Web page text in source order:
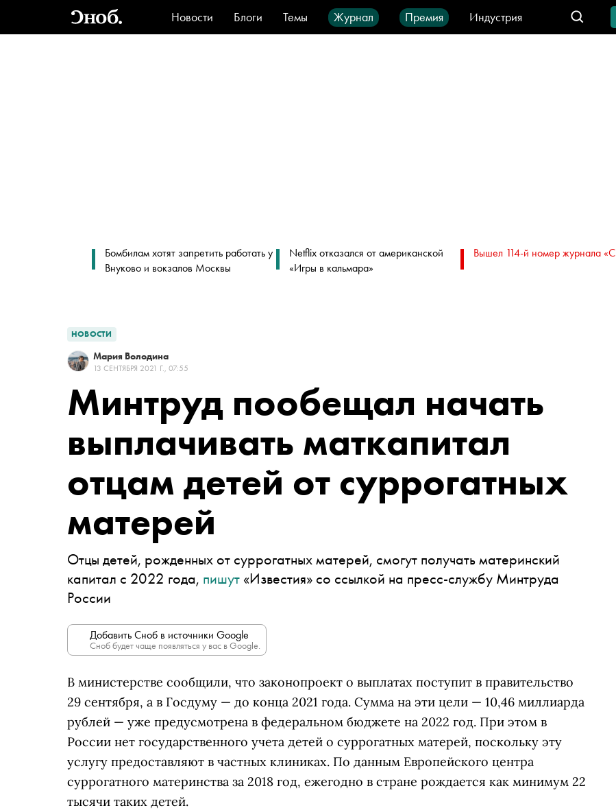
Новости Блоги Темы Журнал Премия
Индустрия
Стиль
Видео Город IT-продукты
Бомбилам хотят запретить работать у
Внуково и вокзалов Москвы
Netflix отказался от американской
«Игры в кальмара»
Вышел 114-й номер журнала
НОВОСТИ
Мария Володина
13 СЕНТЯБРЯ 2021 Г., 07:55
Минтруд пообещал начать
выплачивать маткапитал
отцам детей от суррогатных
матерей
Отцы детей, рожденных от суррогатных матерей, смогут получать материнский
капитал с 2022 года, пишут «Известия» со ссылкой на пресс-службу Минтруда
России
Добавить Сноб в источники Google
Сноб будет чаще появляться у вас в Google.
В министерстве сообщили, что законопроект о выплатах поступит в правительство
29 сентября, а в Госдуму — до конца 2021 года. Сумма на эти цели — 10,46 миллиарда
рублей — уже предусмотрена в федеральном бюджете на 2022 год. При этом в
России нет государственного учета детей о суррогатных матерей, поскольку эту
услугу предоставляют в частных клиниках. По данным Европейского центра
суррогатного материнства за 2018 год, ежегодно в стране рождается как минимум 22
тысячи таких детей.